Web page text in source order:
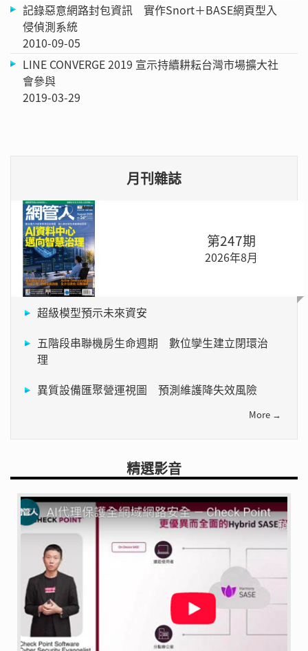
記錄惡意網路封包資訊 實作Snort＋BASE網頁型入
侵偵測系統
2010-09-05
LINE CONVERGE 2019 宣示持續耕耘台灣市場擴大社
會參與
2019-03-29
月刊雜誌
第247期
2026年8月
超級模型預示未來資安
五階段串聯機房生命週期 數位孿生建立閉環治
理
異質設備匯聚營運視圖 預測維護降失效風險
More →
精選影音